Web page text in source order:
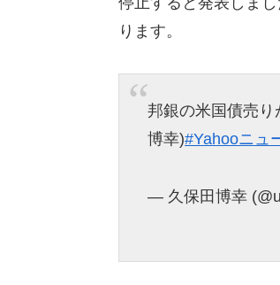
ります。
邦銀の米国債売り
博幸)#Yahooニュ
— 久保田博幸